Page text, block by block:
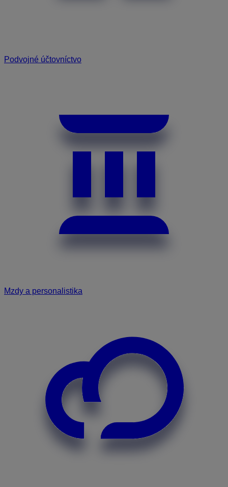
Podvojné účtovníctvo
Mzdy a personalistika